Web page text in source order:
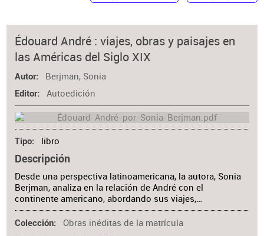
Autor
Colaborador
Édouard André : viajes, obras y paisajes en
las Américas del Siglo XIX
Autor Berjman, Sonia
Editor Autoedición
Tipo libro
Descripción
Desde una perspectiva latinoamericana, la autora, Sonia
Berjman, analiza en la relación de André con el
continente americano, abordando sus viajes,…
Colección Obras inéditas de la matrícula